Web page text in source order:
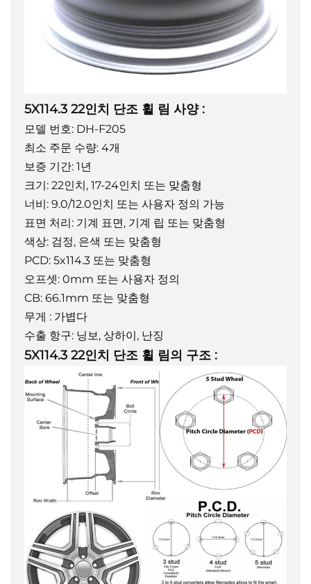
5X114.3 22인치 단조 휠 림 사양 :
모델 번호: DH-F205
최소 주문 수량: 4개
보증 기간: 1년
크기: 22인치, 17-24인치 또는 맞춤형
너비: 9.0/12.0인치 또는 사용자 정의 가능
표면 처리: 기계 표면, 기계 립 또는 맞춤형
색상: 검정, 은색 또는 맞춤형
PCD: 5x114.3 또는 맞춤형
오프셋: 0mm 또는 사용자 정의
CB: 66.1mm 또는 맞춤형
무게 : 가볍다
수출 항구: 닝보, 상하이, 난징
5X114.3 22인치 단조 휠 림의 구조 :